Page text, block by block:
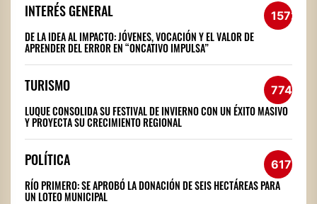
INTERÉS GENERAL 1572
DE LA IDEA AL IMPACTO: JÓVENES, VOCACIÓN Y EL VALOR DE
APRENDER DEL ERROR EN “ONCATIVO IMPULSA”
TURISMO 774
LUQUE CONSOLIDA SU FESTIVAL DE INVIERNO CON UN ÉXITO MASIVO
Y PROYECTA SU CRECIMIENTO REGIONAL
POLÍTICA 617
RÍO PRIMERO: SE APROBÓ LA DONACIÓN DE SEIS HECTÁREAS PARA
UN LOTEO MUNICIPAL